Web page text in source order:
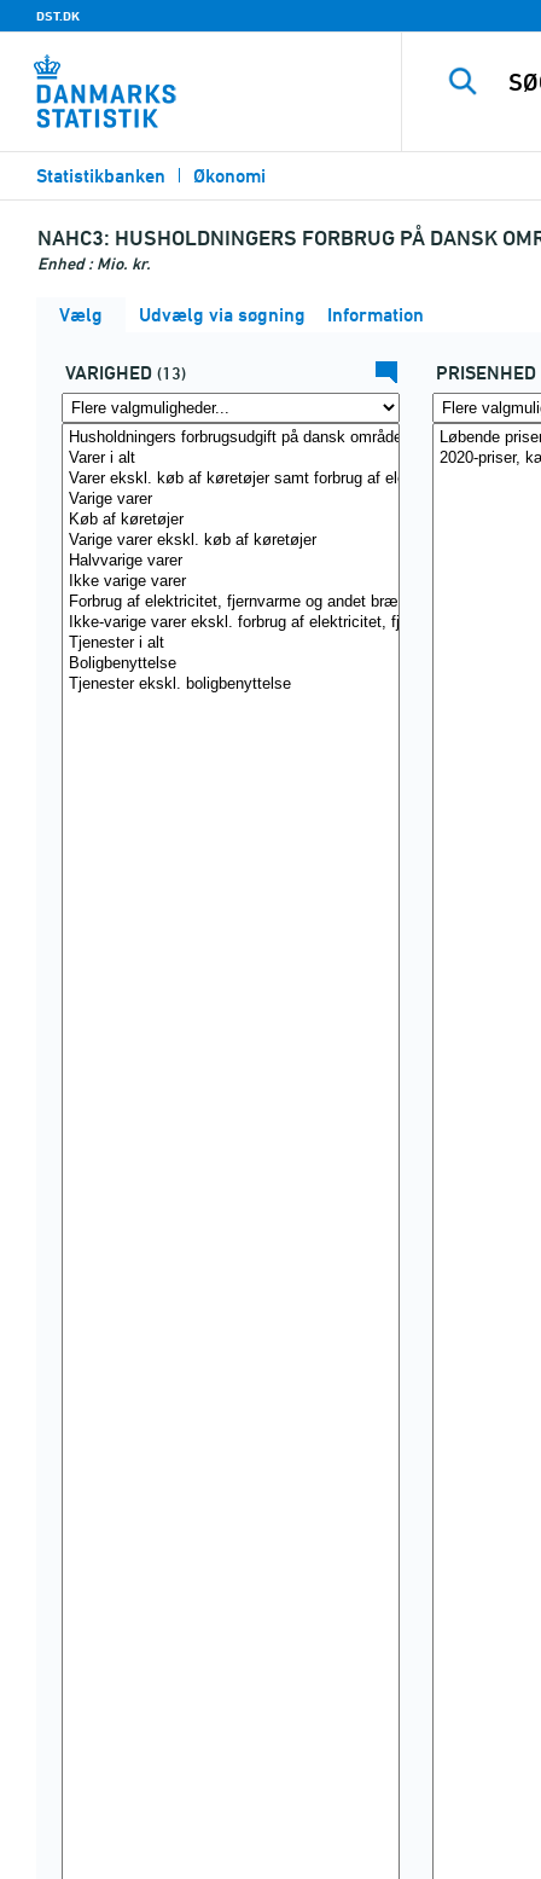
DST.DK
Statistikbanken Økonomi
NAHC3: HUSHOLDNINGERS FORBRUG PÅ DANSK
Enhed : Mio. kr.
Vælg Udvælg via søgning Information
VARIGHED (13) PRISENHED